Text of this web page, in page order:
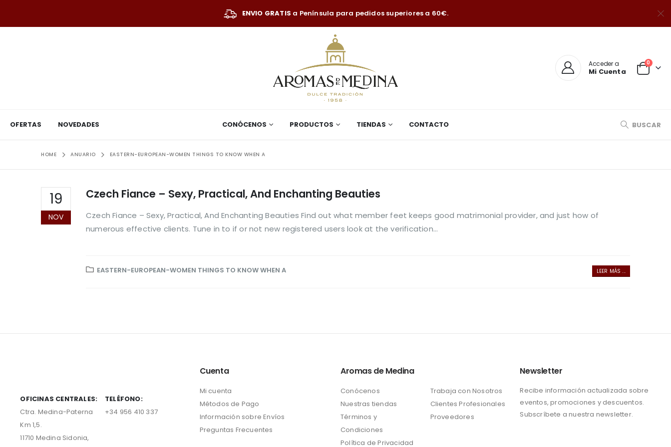
ENVIO GRATIS a Península para pedidos superiores a 60€.
Acceder a
Mi Cuenta
0
OFERTAS NOVEDADES CONÓCENOS PRODUCTOS TIENDAS CONTACTO BUSCAR
HOME ANUARIO EASTERN-EUROPEAN-WOMEN THINGS TO KNOW WHEN A
19
NOV
Czech Fiance – Sexy, Practical, And Enchanting Beauties
Czech Fiance – Sexy, Practical, And Enchanting Beauties Find out what member feet keeps good matrimonial provider, and just how of
numerous effective clients. Tune in to if or not new registered users look at the verification...
EASTERN-EUROPEAN-WOMEN THINGS TO KNOW WHEN A LEER MÁS ...
OFICINAS CENTRALES:
Ctra. Medina-Paterna
Km 1,5.
11710 Medina Sidonia,
TELÉFONO:
+34 956 410 337
Cuenta
Mi cuenta
Métodos de Pago
Información sobre Envíos
Preguntas Frecuentes
Aromas de Medina
Conócenos
Nuestras tiendas
Términos y
Condiciones
Política de Privacidad
Trabaja con Nosotros
Clientes Profesionales
Proveedores
Newsletter
Recibe información actualizada sobre
eventos, promociones y descuentos.
Subscríbete a nuestra newsletter.